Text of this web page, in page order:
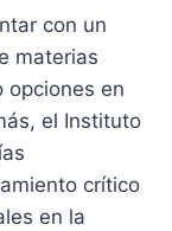
con un
materias
opciones en
el Instituto
crítico
en la